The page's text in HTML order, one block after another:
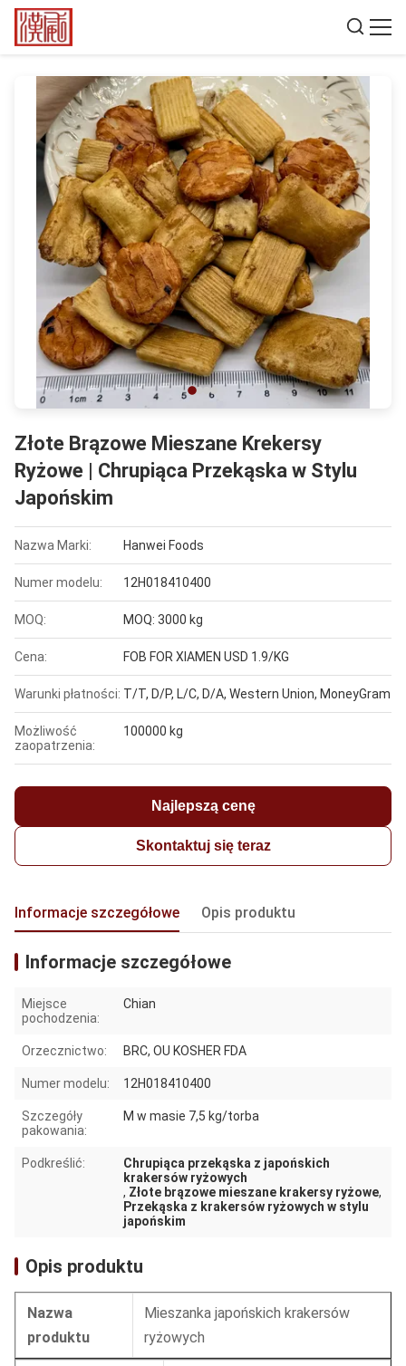
Złote Brązowe Mieszane Krekersy
Ryżowe | Chrupiąca Przekąska w Stylu
Japońskim
Nazwa Marki: Hanwei Foods
Numer modelu: 12H018410400
MOQ: MOQ: 3000 kg
Cena: FOB FOR XIAMEN USD 1.9/KG
Warunki płatności: T/T, D/P, L/C, D/A, Western Union, MoneyGram
Możliwość
zaopatrzenia:
100000 kg
Najlepszą cenę
Skontaktuj się teraz
Informacje szczegółowe Opis produktu
Informacje szczegółowe
Miejsce
pochodzenia:
Chian
Orzecznictwo: BRC, OU KOSHER FDA
Numer modelu: 12H018410400
Szczegóły
pakowania:
M w masie 7,5 kg/torba
Podkreślić:
Chrupiąca przekąska z japońskich
krakersów ryżowych
, Złote brązowe mieszane krakersy ryżowe,
Przekąska z krakersów ryżowych w stylu
japońskim
Opis produktu
Nazwa
produktu
Mieszanka japońskich krakersów
ryżowych